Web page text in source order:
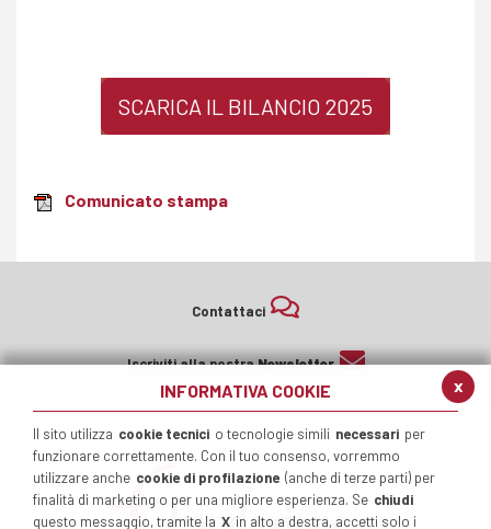
x
INFORMATIVA COOKIE
Il sito utilizza cookie tecnici o tecnologie simili necessari per
funzionare correttamente. Con il tuo consenso, vorremmo
utilizzare anche cookie di profilazione (anche di terze parti) per
finalità di marketing o per una migliore esperienza. Se chiudi
questo messaggio, tramite la X in alto a destra, accetti solo i
SCARICA IL BILANCIO 2025
Comunicato stampa
Contattaci
Iscriviti alla nostraNewsletter